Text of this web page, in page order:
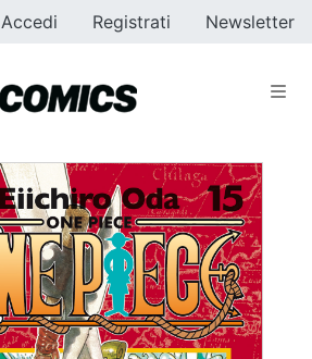
Accedi Registrati Newsletter